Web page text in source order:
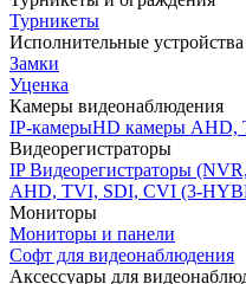
Турникеты
Исполнительные устройства
Замки
Уценка
Камеры видеонаблюдения
IP-камерыHD камеры AHD,
Видеорегистраторы
IP Видеорегистраторы
AHD, TVI, SDI, CVI (3-
Мониторы
Мониторы и панели
Софт для видеонаблюдения
Аксессуары для